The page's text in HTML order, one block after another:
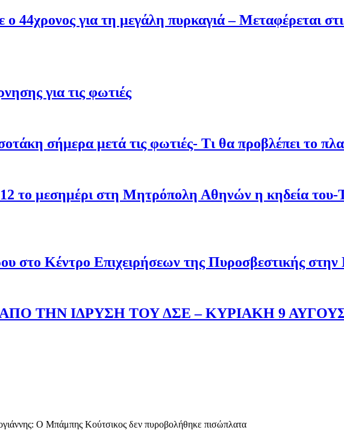
44χρονος για τη μεγάλη πυρκαγιά – Μεταφέρεται
για τις φωτιές
σήμερα μετά τις φωτιές- Τι θα προβλέπει το
το μεσημέρι στη Μητρόπολη Αθηνών η κηδεία του-
στο Κέντρο Επιχειρήσεων της Πυροσβεστικής
ΤΗΝ ΙΔΡΥΣΗ ΤΟΥ ΔΣΕ – ΚΥΡΙΑΚΗ 9
Ο Μπάμπης Κούτσικος δεν πυροβολήθηκε πισώπλατα